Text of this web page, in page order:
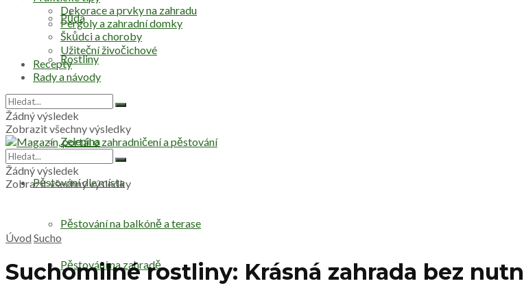
Půda
Rostliny
Zelenina
Pěstování dle místa
Pěstování na balkóně a terase
Pěstování na zahradě
Dekorace a prvky na zahradu
Pergoly a zahradní domky
Škůdci a choroby
Užiteční živočichové
Recepty
Rady a návody
Žádný výsledek
Zobrazit všechny výsledky
Žádný výsledek
Zobrazit všechny výsledky
Úvod Sucho
Suchomilné rostliny: Krásná zahrada bez